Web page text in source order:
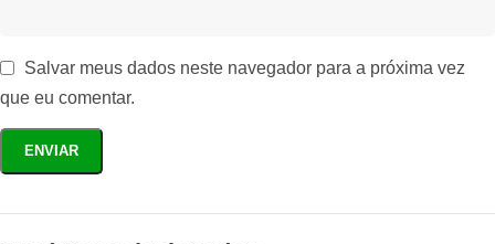
Salvar meus dados neste navegador para a próxima vez
que eu comentar.